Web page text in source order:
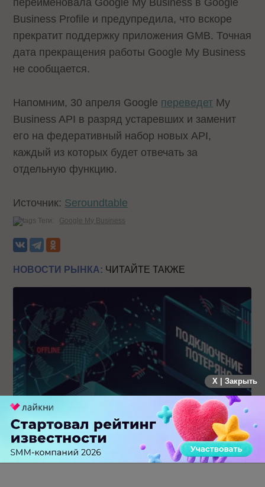
переименовала Google My Business в Google
Business Profile и предупредила, что вскоре
прекратит поддержку приложения GMB. Точная
дата прекращения работы Google My Business
не сообщается.
Напомним, 30 апреля Google переведет My
Business API в разряд устаревших и заменит
его на федеративный набор новых API,
каждый из которых будет отвечать за
отдельную функцию.
Источник: Seroundtable
Теги: Google My Business
НОВОСТИ РЫНКА: ЧИТАЙТЕ ТАКЖЕ
Крупнейший сбой в рунете: пользователи не могут
попасть на популярные сайты
X | Закрыть